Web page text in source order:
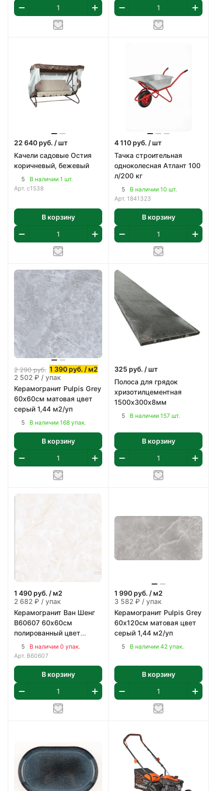
22 640 руб. / шт
Качели садовые Остия
коричневый, бежевый
5
В наличии 1 шт.
Арт. с1538
В корзину
4 110 руб. / шт
Тачка строительная
одноколесная Атлант 100
л/200 кг
5
В наличии 10 шт.
Арт. 1841323
В корзину
2 290руб. 1 390 руб. / м2
2 502 ₽ / упак
Керамогранит Pulpis Grey
60х60см матовая цвет
серый 1,44 м2/уп
5 В наличии 168 упак.
В корзину
325 руб. / шт
Полоса для грядок
хризотилцементная
1500х300х8мм
5 В наличии 157 шт.
В корзину
1 490 руб. / м2
2 682 ₽ / упак
Керамогранит Ван Шенг
В60607 60х60см
полированный цвет
бежево-коричневый 1,8
м2/уп
5
В наличии 0 упак.
Арт. В60607
В корзину
1 990 руб. / м2
3 582 ₽ / упак
Керамогранит Pulpis Grey
60х120см матовая цвет
серый 1,44 м2/уп
5 В наличии 42 упак.
В корзину